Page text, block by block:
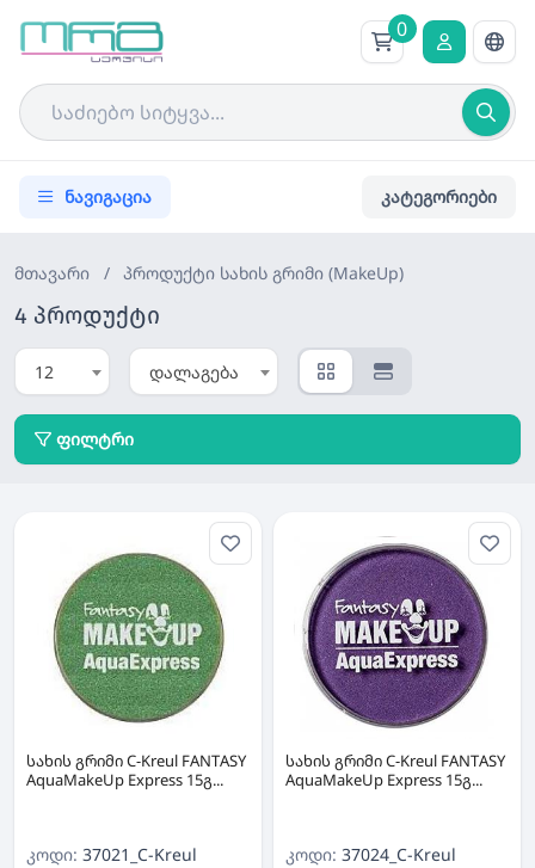
0
ნავიგაცია კატეგორიები
მთავარი / პროდუქტი სახის გრიმი (MakeUp)
4 პროდუქტი
12 დალაგება
ფილტრი
სახის გრიმი C-Kreul FANTASY
AquaMakeUp Express 15გ...
კოდი: 37021_C-Kreul
სახის გრიმი C-Kreul FANTASY
AquaMakeUp Express 15გ...
კოდი: 37024_C-Kreul